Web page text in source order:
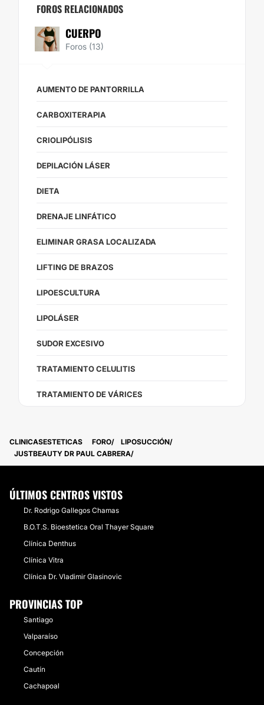
FOROS RELACIONADOS
CUERPO
Foros (13)
AUMENTO DE PANTORRILLA
CARBOXITERAPIA
CRIOLIPÓLISIS
DEPILACIÓN LÁSER
DIETA
DRENAJE LINFÁTICO
ELIMINAR GRASA LOCALIZADA
LIFTING DE BRAZOS
LIPOESCULTURA
LIPOLÁSER
SUDOR EXCESIVO
TRATAMIENTO CELULITIS
TRATAMIENTO DE VÁRICES
CLINICASESTETICAS FORO
LIPOSUCCIÓN
JUSTBEAUTY DR PAUL CABRERA
ÚLTIMOS CENTROS VISTOS
Dr. Rodrigo Gallegos Chamas
B.O.T.S. Bioestetica Oral Thayer Square
Clínica Denthus
Clínica Vitra
Clínica Dr. Vladimir Glasinovic
PROVINCIAS TOP
Santiago
Valparaíso
Concepción
Cautín
Cachapoal